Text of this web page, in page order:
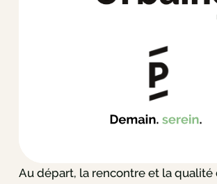
Au départ, la rencontre et la qualité